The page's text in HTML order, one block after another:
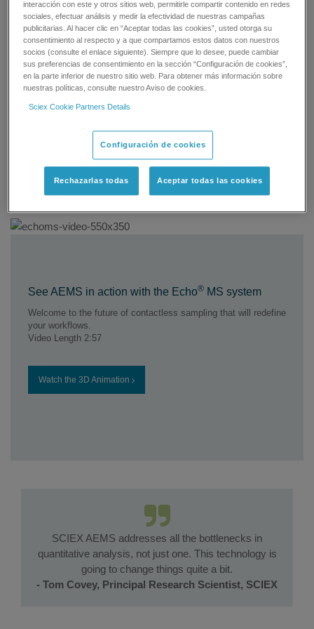
atmospheric pressure ionization LC-MS/MS, opening up a
whole new range of application possibilities. It is now time for the
next industry revolution with the introduction of Echo ®MS, the
first mass spectrometry system based on Acoustic Droplet
Ejection sampling technology.
Combining pioneering innovations of an Open Port Interface
Ejection Mass Spectrometry (AEMS) technology will open your
laboratory up to a new frontier of non-invasive contactless
sampling and deliver all the rich data you would expect from a
SCIEX mass spectometer at the speed of 3 samples per
second, without any compromise in the quality of results.
See AEMS in action with the Echo® MS system
Welcome to the future of contactless sampling that will redefine
your workflows.
Video Length 2:57
Watch the 3D Animation
SCIEX AEMS addresses all the bottlenecks in
quantitative analysis, not just one. This technology is
going to change things quite a bit.
- Tom Covey, Principal Research Scientist, SCIEX
interacción con este y otros sitios web, permitirle compartir contenido en redes
sociales, efectuar análisis y medir la efectividad de nuestras campañas
publicitarias. Al hacer clic en “Aceptar todas las cookies”, usted otorga su
consentimiento al respecto y a que compartamos estos datos con nuestros
socios (consulte el enlace siguiente). Siempre que lo desee, puede cambiar
sus preferencias de consentimiento en la sección “Configuración de cookies”,
en la parte inferior de nuestro sitio web. Para obtener más información sobre
nuestras políticas, consulte nuestro Aviso de cookies.
Sciex Cookie Partners Details
Configuración de cookies
Rechazarlas todas Aceptar todas las cookies